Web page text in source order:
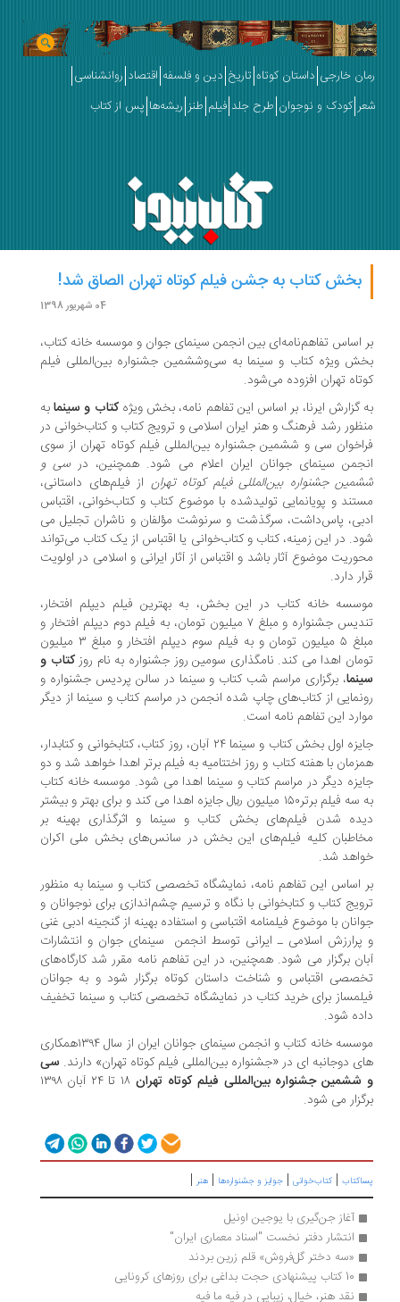
رمان خارجی داستان کوتاه تاریخ دین و فلسفه اقتصاد روانشناسی
شعر کودک و نوجوان طرح جلد فیلم طنز ریشه‌ها پس از کتاب
بخش کتاب به جشن فیلم کوتاه تهران الصاق شد!
04 شهریور 1398
بر اساس تفاهم‌نامه‌ای بین انجمن سینمای جوان و موسسه خانه کتاب،
بخش ویژه کتاب و سینما به سی‌وششمین جشنواره بین‌المللی فیلم
کوتاه تهران افزوده می‌شود.
به گزارش ایرنا، بر اساس این تفاهم نامه، بخش ویژهکتاب و سینمابه
منظور رشد فرهنگ و هنر ایران اسلامی و ترویج کتاب و کتاب‌خوانی در
فراخوان سی و ششمین جشنواره بین‌المللی فیلم کوتاه تهران از سوی
انجمن سینمای جوانان ایران اعلام می شود. همچنین، در سی و
ششمین جشنواره بین‌المللی فیلم کوتاه تهران از فیلم‌های داستانی،
مستند و پویانمایی تولیدشده با موضوع کتاب و کتاب‌خوانی، اقتباس
ادبی، پاس‌داشت، سرگذشت و سرنوشت مؤلفان و ناشران تجلیل می
شود. در این زمینه، کتاب و کتاب‌خوانی یا اقتباس از یک کتاب می‌تواند
محوریت موضوع آثار باشد و اقتباس از آثار ایرانی و اسلامی در اولویت
قرار دارد.
موسسه خانه کتاب در این بخش، به بهترین فیلم دیپلم افتخار،
تندیس جشنواره و مبلغ ۷ میلیون تومان، به فیلم دوم دیپلم افتخار و
مبلغ ۵ میلیون تومان و به فیلم سوم دیپلم افتخار و مبلغ ۳ میلیون
تومان اهدا می کند. نامگذاری سومین روز جشنواره به نام روزکتاب و
سینما، برگزاری مراسم شب کتاب و سینما در سالن پردیس جشنواره و
رونمایی از کتاب‌های چاپ شده انجمن در مراسم کتاب و سینما از دیگر
موارد این تفاهم نامه است.
جایزه اول بخش کتاب و سینما ۲۴ آبان، روز کتاب، کتابخوانی و کتابدار،
همزمان با هفته کتاب و روز اختتامیه به فیلم برتر اهدا خواهد شد و دو
جایزه دیگر در مراسم کتاب و سینما اهدا می شود. موسسه خانه کتاب
به سه فیلم برتر۱۵۰ میلیون ریال جایزه اهدا می کند و برای بهتر و بیشتر
دیده شدن فیلم‌های بخش کتاب و سینما و اثرگذاری بهینه بر
مخاطبان کلیه فیلم‌های این بخش در سانس‌های بخش ملی اکران
خواهد شد.
بر اساس این تفاهم نامه، نمایشگاه تخصصی کتاب و سینما به منظور
ترویج کتاب و کتابخوانی با نگاه و ترسیم چشم‌اندازی برای نوجوانان و
جوانان با موضوع فیلمنامه اقتباسی و استفاده بهینه از گنجینه‌ ادبی‌ غنی
و پرارزش‌ اسلامی ـ ایرانی توسط انجمن سینمای جوان و انتشارات
آبان برگزار می شود. همچنین، در این تفاهم نامه مقرر شد کارگاه‌های
تخصصی اقتباس و شناخت داستان کوتاه برگزار شود و به جوانان
فیلمساز برای خرید کتاب در نمایشگاه تخصصی کتاب و سینما تخفیف
داده شود.
موسسه خانه کتاب و انجمن سینمای جوانان ایران از سال ۱۳۹۴همکاری
های دوجانبه ای در «جشنواره بین‌المللی فیلم کوتاه تهران» دارند. سی
و ششمین جشنواره بین‌المللی فیلم کوتاه تهران
۱۸ تا ۲۴ آبان ۱۳۹۸
برگزار می شود.
پساکتاب | کتاب‌خوانی | جوایز و جشنواره‌ها | هنر |
آغاز جن‌گیری با یوجین اونیل
انتشار دفتر نخست "اسناد معماری ایران"
«سه دختر گل‌فروش» قلم زرین بردند
10 کتاب پیشنهادی حجت بداغی برای روزهای کرونایی
نقد هنر، خیال، زیبایی در فیه ما فیه